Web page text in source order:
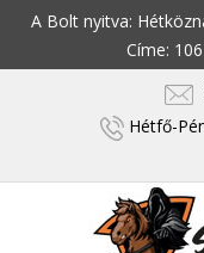
A Bolt nyitva:
Címe:
Hétfő-